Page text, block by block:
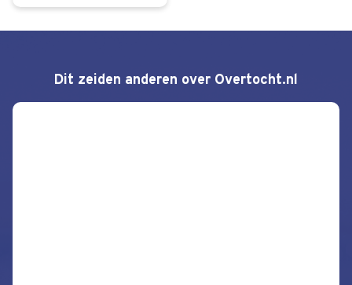
Dit zeiden anderen over Overtocht.nl